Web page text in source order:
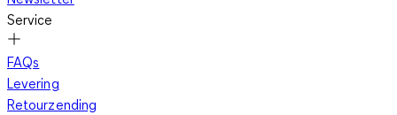
Service
FAQs
Levering
Retourzending